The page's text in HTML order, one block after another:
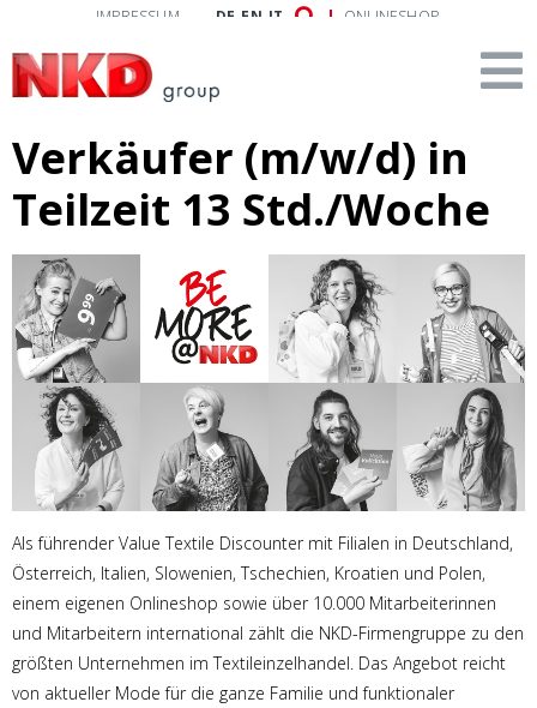
IMPRESSUM DE EN IT ONLINESHOP
Verkäufer (m/w/d) in
Teilzeit 13 Std./Woche
Als führender Value Textile Discounter mit Filialen in Deutschland,
Österreich, Italien, Slowenien, Tschechien, Kroatien und Polen,
einem eigenen Onlineshop sowie über 10.000 Mitarbeiterinnen
und Mitarbeitern international zählt die NKD-Firmengruppe zu den
größten Unternehmen im Textileinzelhandel. Das Angebot reicht
von aktueller Mode für die ganze Familie und funktionaler